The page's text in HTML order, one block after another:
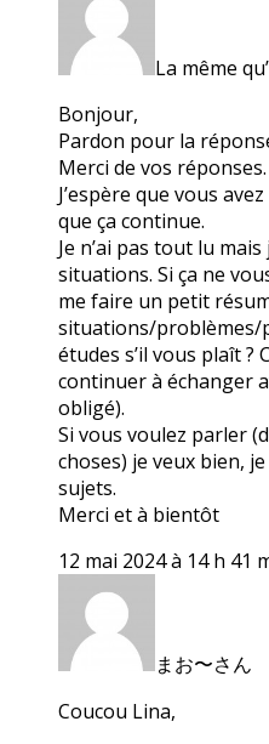
La même
Bonjour,
Pardon pour la
Merci de vos réponses.
J’espère que vous
que ça continue.
Je n’ai pas tout lu
situations. Si ça ne
me faire un petit
situations/problèmes/
études s’il vous plaît ?
continuer à échanger
obligé).
Si vous voulez parler
choses) je veux bien,
sujets.
Merci et à bientôt
12 mai 2024 à 14 h 41
まお〜さん
Coucou Lina,